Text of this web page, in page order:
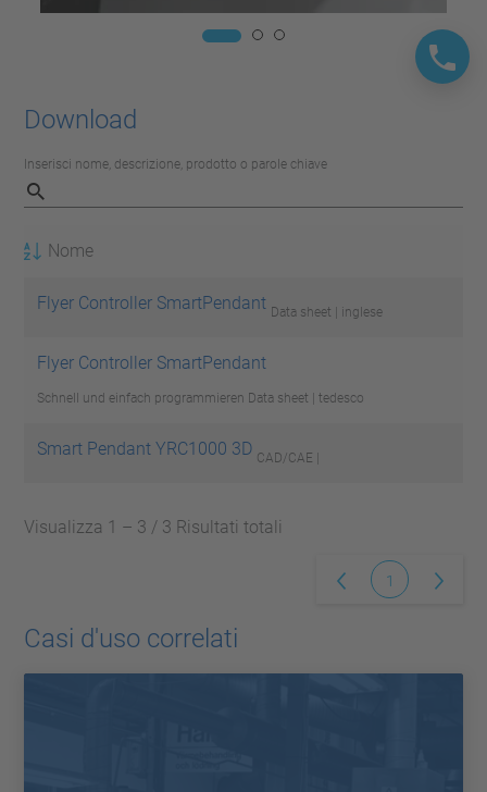
Download
Inserisci nome, descrizione, prodotto o parole chiave
Nome
Flyer Controller SmartPendant Data sheet | inglese
Flyer Controller SmartPendant
Schnell und einfach programmieren Data sheet | tedesco
Smart Pendant YRC1000 3D CAD/CAE |
Visualizza 1 – 3 / 3 Risultati totali
1
Casi d'uso correlati